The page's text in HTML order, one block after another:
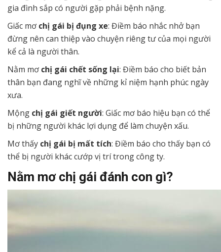
gia đình sắp có người gặp phải bệnh nặng.
Giấc mơ chị gái bị đụng xe: Điềm báo nhắc nhở bạn
đừng nên can thiệp vào chuyện riêng tư của mọi người
kể cả là người thân.
Nằm mơ chị gái chết sống lại: Điềm báo cho biết bản
thân bạn đang nghĩ về những kỉ niệm hạnh phúc ngày
xưa.
Mộng chị gái giết người: Giấc mơ báo hiệu bạn có thể
bị những người khác lợi dụng để làm chuyện xấu.
Mơ thấy chị gái bị mất tích: Điềm báo cho thấy bạn có
thể bị người khác cướp vị trí trong công ty.
Nằm mơ chị gái đánh con gì?